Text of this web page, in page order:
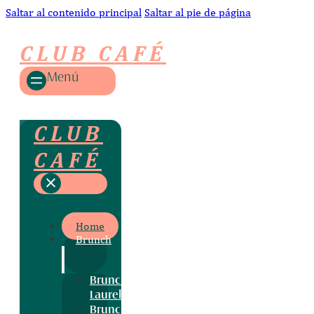
Saltar al contenido principal Saltar al pie de página
CLUB CAFÉ
Menú
CLUB
CAFÉ
Home
Brunch
Brunch
Laurel
Brunch